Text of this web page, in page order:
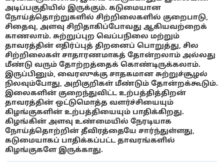
அடிப்பகுதியில் இருக்கும். கடுமையான
நோய்த்தொற்றுகளில் சிற்றிலைகளில் குறைபாடு,
சிதைவு, அளவு சிறிதாகிப்போவது ஆகியவற்றைக்
காணலாம். சுற்றுப்புற வெப்பநிலை மற்றும்
தாவரத்தின் எதிர்ப்புத் திறனைப் பொறுத்து, சில
சிற்றிலைகள் சாதாரணமாகத் தோன்றலாம் அல்லது
மீண்டு வரும் தோற்றத்தைக் கொண்டிருக்கலாம்.
இருப்பினும், வைரஸுக்கு சாதகமான சுற்றுச்சூழல்
நிலவும்போது, அறிகுறிகள் மீண்டும் தோன்றக்கூடும்.
இலைகளின் குறைந்துவிட்ட உற்பத்தித்திறன்
தாவரத்தின் ஒட்டுமொத்த வளர்ச்சியையும்
கிழங்குகளின் உற்பத்தியையும் பாதிக்கிறது.
கிழங்கின் அளவு உண்மையில் நேரடியாக
நோய்த்தொற்றின் தீவிரத்தையே சார்ந்துள்ளது,
கடுமையாகப் பாதிக்கப்பட்ட தாவரங்களில்
கிழங்குகளே இருக்காது.